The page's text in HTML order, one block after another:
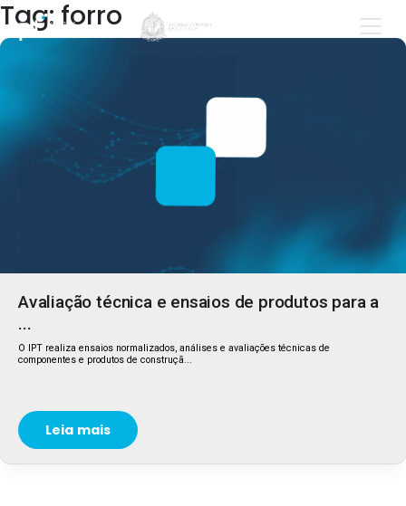
Tag: forro
Avaliação técnica e ensaios de produtos para a
...
O IPT realiza ensaios normalizados, análises e avaliações técnicas de
componentes e produtos de construçã...
Leia mais